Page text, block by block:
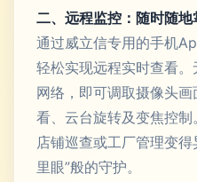
二、远程监控：随时随地
通过威立信专用的手机
轻松实现远程实时查看
网络，即可调取摄像头
看、云台旋转及变焦控制
店铺巡查或工厂管理变
里眼”般的守护。